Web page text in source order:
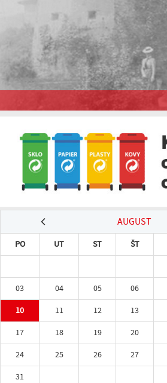
AUGUST
PO UT ST ŠT
03
04 05 06
10
11 12 13
17
18 19 20
24
25 26 27
31